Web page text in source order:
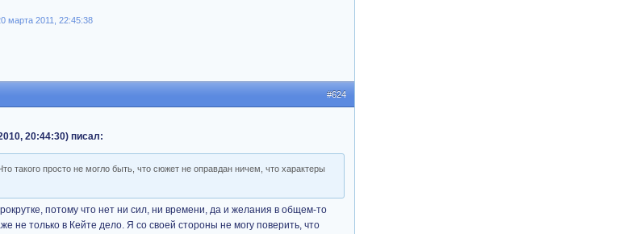
марта 2011, 22:45:38
#624
20:44:30) писал:
такого просто не могло быть, что сюжет не оправдан ничем, что характеры
потому что нет ни сил, ни времени, да и желания в общем-то
не только в Кейте дело. Я со своей стороны не могу поверить, что